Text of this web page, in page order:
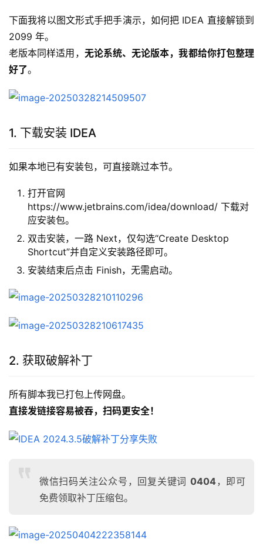
下面我将以图文形式手把手演示，如何把 IDEA 直接解锁到
2099 年。
老版本同样适用， 无论系统、无论版本，我都给你打包整理
好了。
1. 下载安装 IDEA
如果本地已有安装包，可直接跳过本节。
打开官网
https://www.jetbrains.com/idea/download/ 下载对
应安装包。
双击安装，一路 Next，仅勾选“Create Desktop
Shortcut”并自定义安装路径即可。
安装结束后点击 Finish，无需启动。
2. 获取破解补丁
所有脚本我已打包上传网盘。
直接发链接容易被吞，扫码更安全！
微信扫码关注公众号，回复关键词 0404 ，即可
免费领取补丁压缩包。